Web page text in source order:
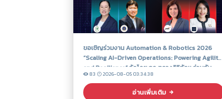
ขอเชิญร่วมงาน Automation & Robotics 2026
“Scaling AI-Driven Operations: Powering Agility
and Resilience” จัดโดย กระทรวงดิจิทัลฯ ร่วมกับ
สมาคมผู้ใช้ดิจิทัลไทย
83 2026-08-05 03:34:38
อ่านเพิ่มเติม